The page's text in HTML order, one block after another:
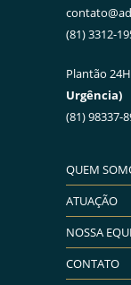
(81) 3312-
Plantão 24H
Urgência)
(81) 98337-
QUEM
ATUAÇÃO
NOSSA
CONTATO